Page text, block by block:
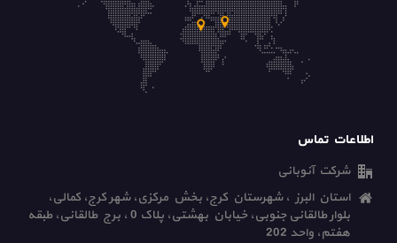
اطلاعات تماس
شرکت آنوبانی
استان البرز ، شهرستان کرج، بخش مرکزی، شهر کرج، کمالی،
بلوار طالقانی جنوبی، خیابان بهشتی، پلاک 0 ، برج طالقانی، طبقه
هفتم، واحد 202